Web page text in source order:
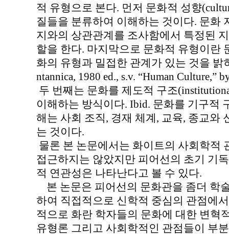
적 유형으로 본다. 먼저 문화적 성향
질들을 분류하여 이해하는 것이다. 문화
지와의 상관관계를 조사함에서 특정된
할을 한다. 마지막으로 문화적 유형이란
화의 유형과 밀접한 관계가 있는 것을 밝
ntannica, 1980 ed., s.v. “Human Culture,”
두 번째는 문화를 제도적 구조
이해하는 방식이다. Ibid. 문화를 기구적
해는 사회 조직, 경재 체계, 교육, 종교와
는 것이다.
물론 본 논문에서는 화이트의 사회학적
접근하지는 않았지만 피어선의 초기 기
적 연관성은 나타난다고 볼 수 있다.
본 논문은 피어선의 문화관을 좀더 학
하여 직접적으로 신학적 중심의 관점에
적으로 화란 학자들의 문화에 대한 변혁
유형론 그리고 사회학적인 관점들이 부